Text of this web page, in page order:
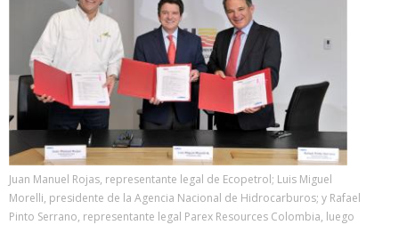
Juan Manuel Rojas, representante legal de Ecopetrol; Luis Miguel
Morelli, presidente de la Agencia Nacional de Hidrocarburos; y Rafael
Pinto Serrano, representante legal Parex Resources Colombia, luego